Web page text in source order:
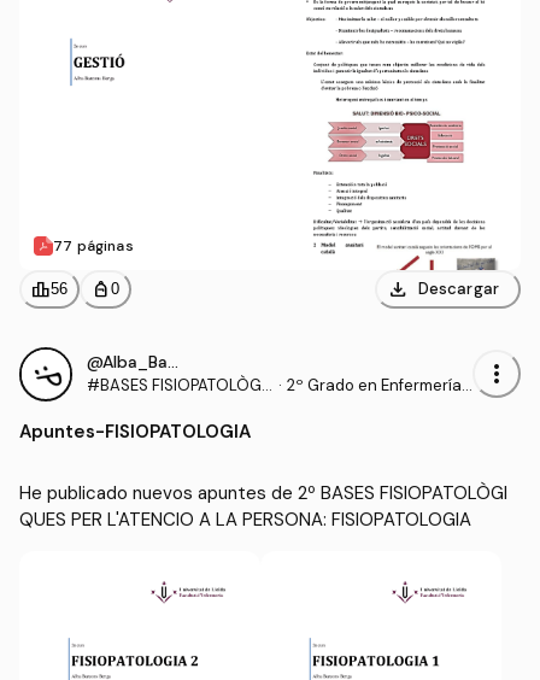
77 páginas
leaderboard56 personal_bag 0 download Descargar
@Alba_Barcons_Berga
#BASES FISIOPATOLÒGI
A PERSONA
· 2º Grado en Enfermería
more_vert
Apuntes-FISIOPATOLOGIA
He publicado nuevos apuntes de 2º BASES FISIOPATOLÒGI
QUES PER L'ATENCIO A LA PERSONA: FISIOPATOLOGIA